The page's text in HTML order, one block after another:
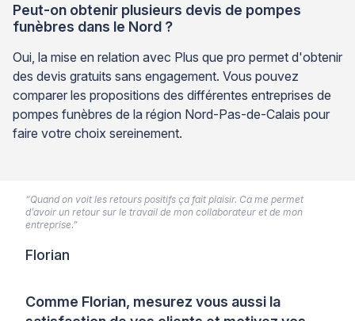
Peut-on obtenir plusieurs devis de pompes
funèbres dans le Nord ?
Oui, la mise en relation avec Plus que pro permet d'obtenir
des devis gratuits sans engagement. Vous pouvez
comparer les propositions des différentes entreprises de
pompes funèbres de la région Nord-Pas-de-Calais pour
faire votre choix sereinement.
Comme Florian, mesurez vous aussi la
“Quand on voit les retours positifs ça fait plaisir. Ca me permet
d’avoir un retour sur le travail de mon collaborateur et de mon
entreprise.”
Florian